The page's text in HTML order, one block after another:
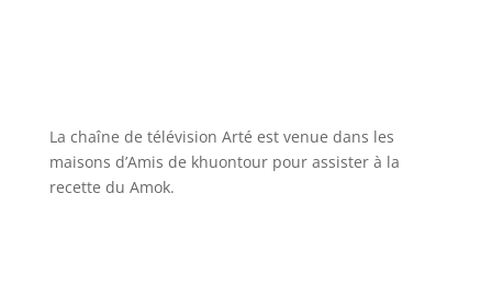
La chaîne de télévision Arté est venue dans les
maisons d’Amis de khuontour pour assister à la
recette du Amok.